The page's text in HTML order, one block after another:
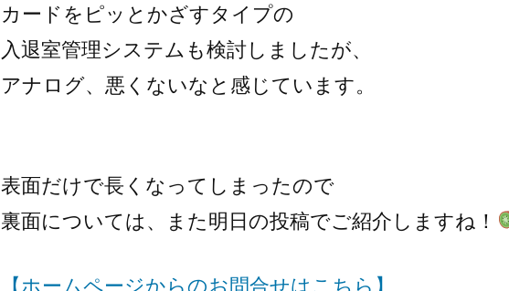
カードをピッとかざすタイプの
入退室管理システムも検討しましたが、
アナログ、悪くないなと感じています。
表面だけで長くなってしまったので
裏面については、また明日の投稿でご紹介しますね！
【ホームページからのお問合せはこちら】